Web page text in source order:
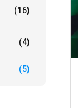
(16)
(4)
(5)